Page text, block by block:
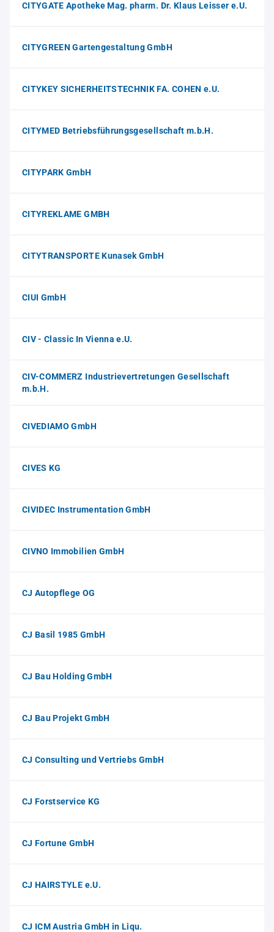
CITYGATE Apotheke Mag. pharm. Dr. Klaus Leisser e.U.
CITYGREEN Gartengestaltung GmbH
CITYKEY SICHERHEITSTECHNIK FA. COHEN e.U.
CITYMED Betriebsführungsgesellschaft m.b.H.
CITYPARK GmbH
CITYREKLAME GMBH
CITYTRANSPORTE Kunasek GmbH
CIUI GmbH
CIV - Classic In Vienna e.U.
CIV-COMMERZ Industrievertretungen Gesellschaft
m.b.H.
CIVEDIAMO GmbH
CIVES KG
CIVIDEC Instrumentation GmbH
CIVNO Immobilien GmbH
CJ Autopflege OG
CJ Basil 1985 GmbH
CJ Bau Holding GmbH
CJ Bau Projekt GmbH
CJ Consulting und Vertriebs GmbH
CJ Forstservice KG
CJ Fortune GmbH
CJ HAIRSTYLE e.U.
CJ ICM Austria GmbH in Liqu.